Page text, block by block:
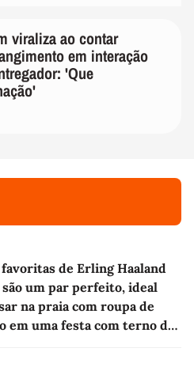
viraliza ao contar
em interação
'Que
favoritas de Erling Haaland
são um par perfeito, ideal
na praia com roupa de
em uma festa com terno de